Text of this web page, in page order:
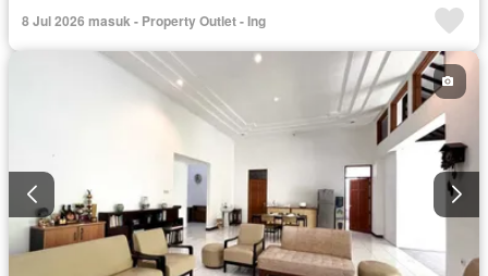
8 Jul 2026 masuk - Property Outlet - Ing